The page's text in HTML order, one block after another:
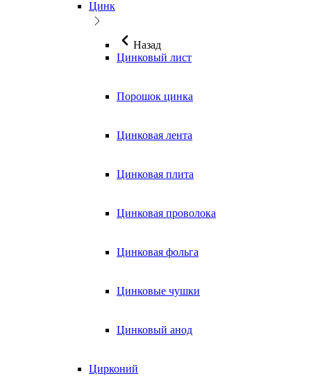
Цинк
Назад
Цинковый лист
Порошок цинка
Цинковая лента
Цинковая плита
Цинковая проволока
Цинковая фольга
Цинковые чушки
Цинковый анод
Цирконий